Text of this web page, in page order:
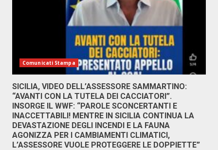
Comunicati Stampa
SICILIA, VIDEO DELL’ASSESSORE SAMMARTINO:
“AVANTI CON LA TUTELA DEI CACCIATORI”.
INSORGE IL WWF: “PAROLE SCONCERTANTI E
INACCETTABILI! MENTRE IN SICILIA CONTINUA LA
DEVASTAZIONE DEGLI INCENDI E LA FAUNA
AGONIZZA PER I CAMBIAMENTI CLIMATICI,
L’ASSESSORE VUOLE PROTEGGERE LE DOPPIETTE”